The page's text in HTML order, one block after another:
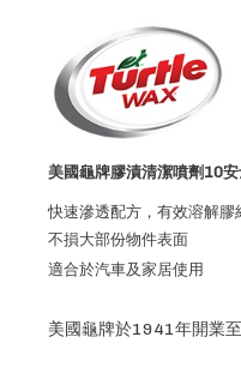
美國龜牌膠漬清潔噴劑10
快速滲透配方，有效溶解
不損大部份物件表面
適合於汽車及家居使用
美國龜牌於1941年開業